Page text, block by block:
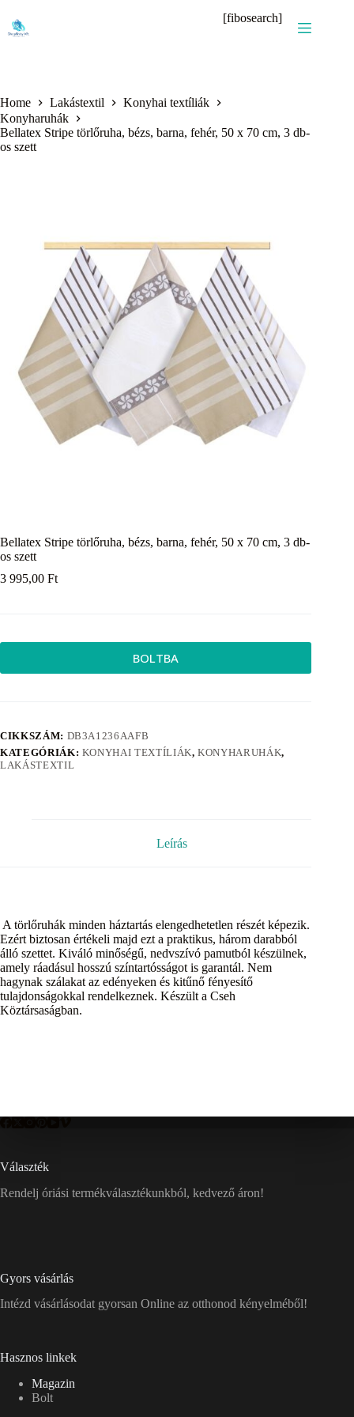
content
[fibosearch]
Home Lakástextil
Konyhai textíliák
Konyharuhák
Bellatex Stripe törlőruha, bézs, barna, fehér, 50 x 70 cm, 3 db-
os szett
Bellatex Stripe törlőruha, bézs, barna, fehér, 50 x 70 cm, 3 db-
os szett
3 995,00 Ft
BOLTBA
CIKKSZÁM: DB3A1236AAFB
KATEGÓRIÁK: KONYHAI TEXTÍLIÁK,KONYHARUHÁK,
LAKÁSTEXTIL
Leírás
A törlőruhák minden háztartás elengedhetetlen részét képezik.
Ezért biztosan értékeli majd ezt a praktikus, három darabból
álló szettet. Kiváló minőségű, nedvszívó pamutból készülnek,
amely ráadásul hosszú színtartósságot is garantál. Nem
hagynak szálakat az edényeken és kitűnő fényesítő
tulajdonságokkal rendelkeznek. Készült a Cseh
Köztársaságban.
Választék
Rendelj óriási termékválasztékunkból, kedvező áron!
Gyors vásárlás
Intézd vásárlásodat gyorsan Online az otthonod kényelméből!
Hasznos linkek
Magazin
Bolt